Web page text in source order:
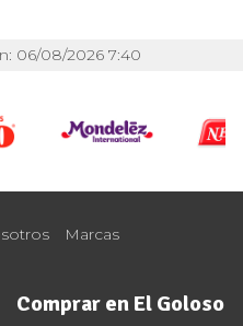
06/08/2026 7:40
Marcas
Comprar en El Goloso